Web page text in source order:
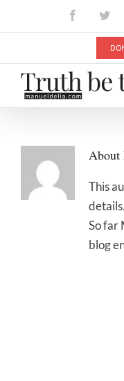
Facebook
About
This
details.
So far
blog